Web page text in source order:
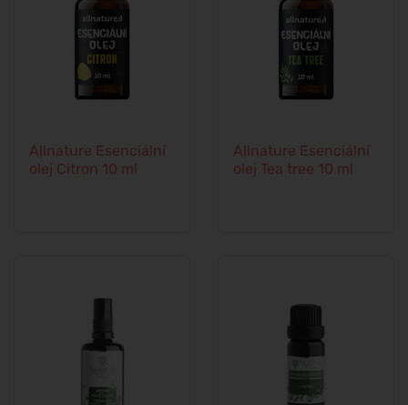
Allnature Esenciální
olej Citron 10 ml
Allnature Esenciální
olej Tea tree 10 ml